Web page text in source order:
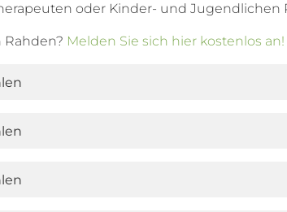
oder Kinder- und Jugendlichen
Rahden? Melden Sie sich hier kostenlos an!